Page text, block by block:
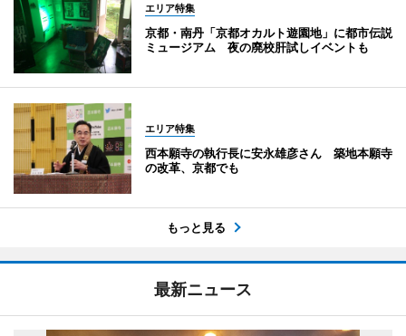
エリア特集
京都・南丹「京都オカルト遊園地」に都市伝説
ミュージアム 夜の廃校肝試しイベントも
エリア特集
西本願寺の執行長に安永雄彦さん 築地本願寺
の改革、京都でも
もっと見る
最新ニュース